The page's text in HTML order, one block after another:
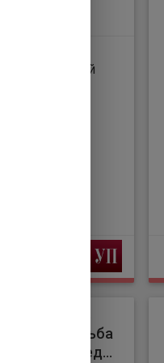
ЄС на
пенсій
боротьба
призведе